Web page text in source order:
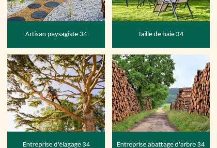
Artisan paysagiste 34 Taille de haie 34
Entreprise d'élagage 34 Entreprise abattage d'arbre 34